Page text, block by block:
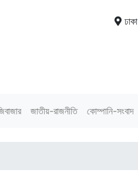
ঢাকা
জাতীয়-রাজনীতি কোম্পানি-সংবাদ